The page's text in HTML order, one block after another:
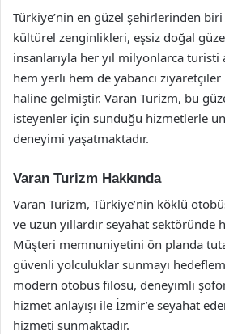
Türkiye’nin en güzel şehirlerinden
kültürel zenginlikleri, eşsiz doğal
insanlarıyla her yıl milyonlarca turisti
hem yerli hem de yabancı
haline gelmiştir. Varan Turizm, bu
isteyenler için sunduğu hizmetlerle
deneyimi yaşatmaktadır.
Varan Turizm Hakkında
Varan Turizm, Türkiye’nin köklü
ve uzun yıllardır seyahat sektöründe
Müşteri memnuniyetini ön planda
güvenli yolculuklar sunmayı
modern otobüs filosu, deneyimli
hizmet anlayışı ile İzmir’e seyahat
hizmeti sunmaktadır.